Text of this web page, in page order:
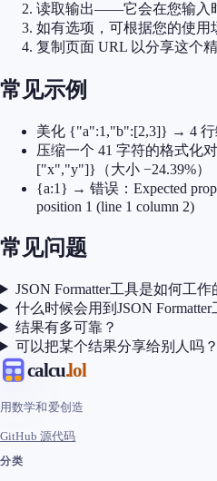
读取输出——它会在您输入
如有选项，可根据您的使用
复制页面 URL 以分享这个精
常见示例
美化 {"a":1,"b":[2,3]} → 4 行
压缩一个 41 字符的格式化
["x","y"]}（大小 −24.39%）
{a:1} → 错误：Expected
position 1 (line 1 column 2)
常见问题
JSON Formatter工具是如何工作
什么时候会用到JSON Formatter
结果有多可靠？
可以把某个结果分享给别人吗？
calcu.lol
用数学和爱创造
GitHub 源代码
分类